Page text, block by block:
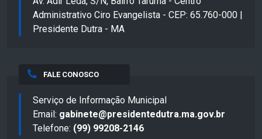
Administrativo Ciro Evangelista - CEP: 65.760-000 |
Presidente Dutra - MA
FALE CONOSCO
Serviço de Informação Municipal
Email: gabinete@presidentedutra.ma.gov.br
Telefone: (99) 99208-2146